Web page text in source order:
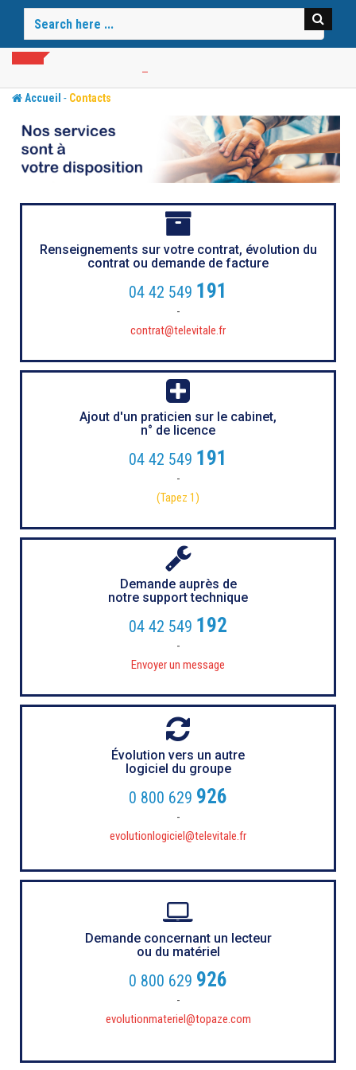
Accueil - Contacts
Renseignements sur votre contrat, évolution du
contrat ou demande de facture
04 42 549 191
-
contrat@televitale.fr
Ajout d'un praticien sur le cabinet,
n° de licence
04 42 549 191
-
(Tapez 1)
Demande auprès de
notre support technique
04 42 549 192
-
Envoyer un message
Évolution vers un autre
logiciel du groupe
0 800 629 926
-
evolutionlogiciel@televitale.fr
Demande concernant un lecteur
ou du matériel
0 800 629 926
-
evolutionmateriel@topaze.com